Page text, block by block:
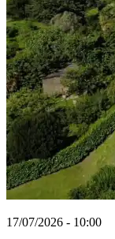
17/07/2026 - 10:00